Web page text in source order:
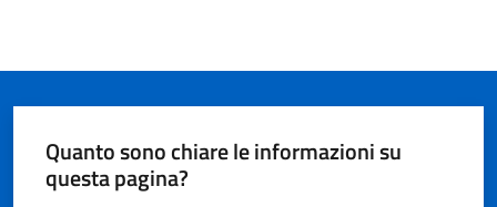
Quanto sono chiare le informazioni su
questa pagina?